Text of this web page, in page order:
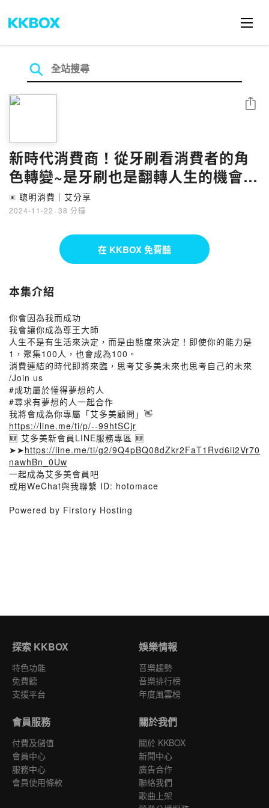
新時代消費商！從牙刷看消費者的角
色轉變~是牙刷也是翻轉人生的機會
IVY姊示範簡單分享牙刷
🄴 聰明消費｜艾分享
2024-11-22 · 38 分鐘
分享
在 KKBOX 免費聽
本集介紹
你會因為我而成功
我會讓你成為尊王大師
人生不是有生活來決定，而是由態度來決定！即使你的能力是
1，聚集100人，也會成為100。
消費連結的時代即將來臨，思考艾多美未來也思考自己的未來
/Join us
#成功屬於懂得夢想的人
#尋求有夢想的人一起合作
我將會成為你專屬「艾多美顧問」👋
https://line.me/ti/p/--99htSCjr
🆕 艾多美新會員LINE服務專區 🆕
➤➤https://line.me/ti/g2/9Q4pBQ08dZkr2FaT1Rvd6ii2Vr70
nawhBn_0Uw
一起成為艾多美會員吧
或用WeChat與我聯繫 ID: hotomace
Powered by Firstory Hosting
探索 KKBOX
特色功能
免費聽
支援平台
娛樂情報
音樂趨勢
音樂排行榜
年度風雲榜
會員服務
付費及儲值
會員中心
服務中心
會員使用條款
關於我們
關於 KKBOX
新聞中心
廣告合作
聯絡我們
歌曲上架